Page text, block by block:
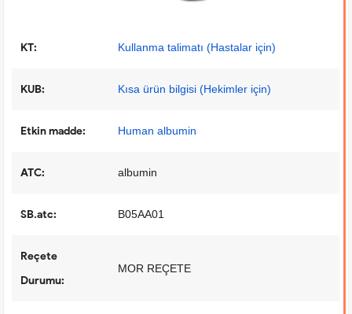
KT: Kullanma talimatı (Hastalar için)
KUB: Kısa ürün bilgisi (Hekimler için)
Etkin madde: Human albumin
ATC: albumin
SB.atc: B05AA01
Reçete
Durumu:
MOR REÇETE